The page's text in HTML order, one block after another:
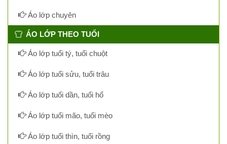
Áo lớp chuyên
ÁO LỚP THEO TUỔI
Áo lớp tuổi tý, tuổi chuột
Áo lớp tuổi sửu, tuổi trâu
Áo lớp tuổi dần, tuổi hổ
Áo lớp tuổi mão, tuổi mèo
Áo lớp tuổi thìn, tuổi rồng